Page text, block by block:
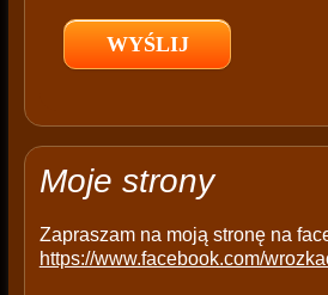
e
p
y
Moje strony
Zapraszam na moją stronę na
https://www.facebook.com/